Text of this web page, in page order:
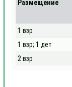
Размещение
1 взр
1 взр; 1 дет
2 взр